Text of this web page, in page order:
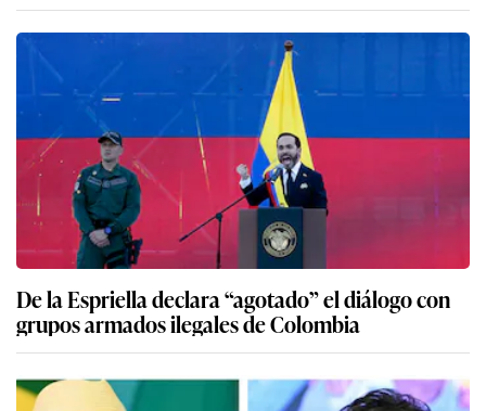
De la Espriella declara “agotado” el diálogo con
grupos armados ilegales de Colombia